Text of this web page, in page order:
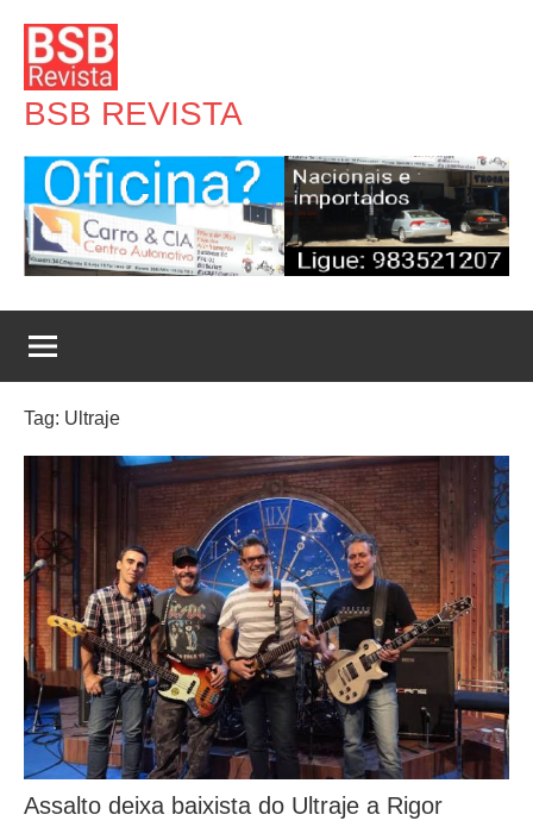
para
conteúdo
BSB REVISTA
Tag: Ultraje
Assalto deixa baixista do Ultraje a Rigor